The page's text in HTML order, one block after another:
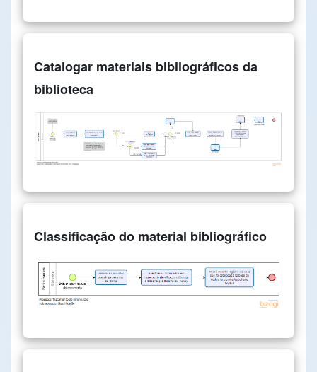
Catalogar materiais bibliográficos da
biblioteca
Classificação do material bibliográfico